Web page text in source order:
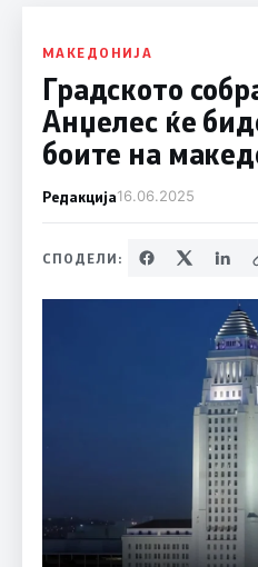
МАКЕДОНИЈА
Градското
Анџелес ќе
боите на
Редакција16.06.2025
СПОДЕЛИ: